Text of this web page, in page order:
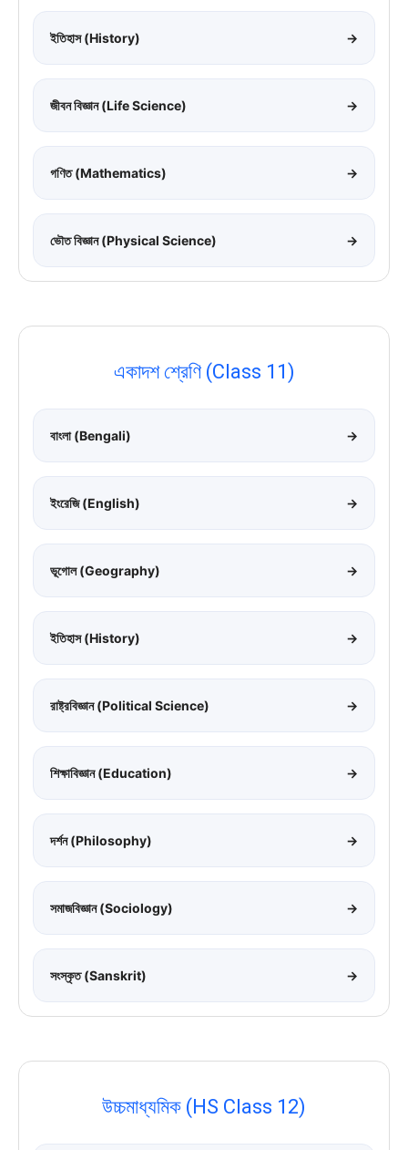
ইতিহাস (History) →
জীবন বিজ্ঞান (Life Science) →
গণিত (Mathematics) →
ভৌত বিজ্ঞান (Physical Science) →
একাদশ শ্রেণি (Class 11)
বাংলা (Bengali) →
ইংরেজি (English) →
ভূগোল (Geography) →
ইতিহাস (History) →
রাষ্ট্রবিজ্ঞান (Political Science) →
শিক্ষাবিজ্ঞান (Education) →
দর্শন (Philosophy) →
সমাজবিজ্ঞান (Sociology) →
সংস্কৃত (Sanskrit) →
উচ্চমাধ্যমিক (HS Class 12)